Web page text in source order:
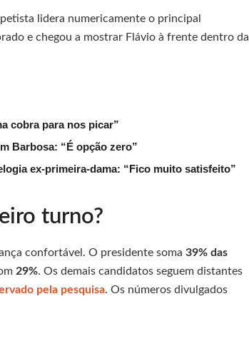
lidera numericamente o principal
e chegou a mostrar Flávio à frente dentro da
cobra para nos picar”
Barbosa: “É opção zero”
ex-primeira-dama: “Fico muito satisfeito”
turno?
confortável. O presidente soma 39% das
29%. Os demais candidatos seguem distantes
pela pesquisa. Os números divulgados